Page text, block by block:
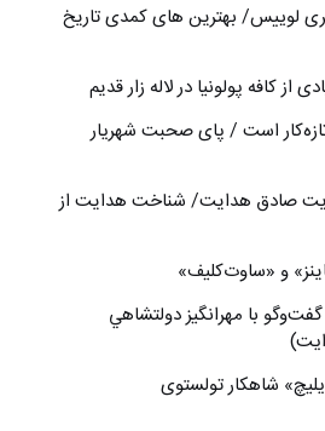
برتر جری لوییس/ بهترین های کمدی تاریخ
از کافه پولونیا در لاله زار قدیم
است / پای صحبت شهريار
صادق هدایت/ شناخت هدایت از
و «ساوت‌کلیف»
با مهرانگيز دولتشاهي
شاهکار تولستوی